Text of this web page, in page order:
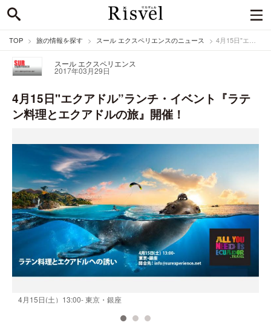
TOP 旅の情報を探す スール エクスペリエンスのニュース 4月15日"エクアドル”ランチ・イベント『ラテン料理とエクアドルの旅』開催！
スール エクスペリエンス
2017年03月29日
4月15日"エクアドル”ランチ・イベント『ラテ
ン料理とエクアドルの旅』開催！
4月15日(土）13:00- 東京・銀座